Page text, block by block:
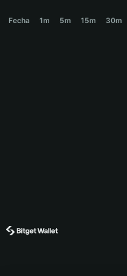
Fecha 1m 5m 15m 30m